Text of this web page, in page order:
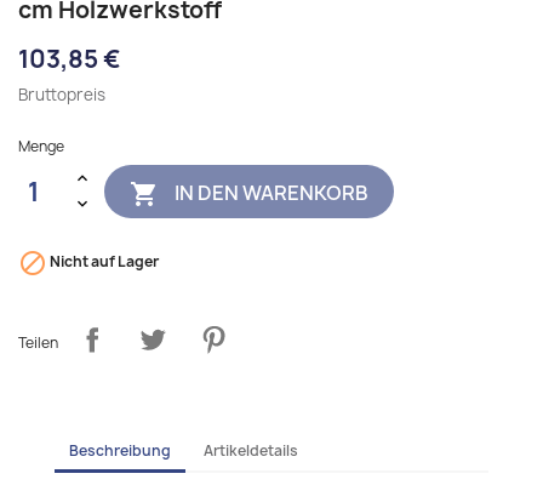
cm Holzwerkstoff
103,85 €
Bruttopreis
Menge
 IN DEN WARENKORB
 Nicht auf Lager
Teilen
Beschreibung Artikeldetails